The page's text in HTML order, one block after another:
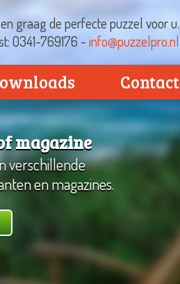
graag de perfecte puzzel voor u.
0341-769176 -info@puzzelpro.nl
Contact
magazine
verschillende
en magazines.